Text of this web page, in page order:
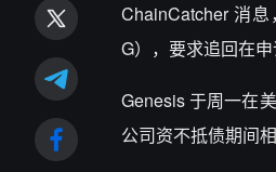
ChainCatcher 消息
G），要求追回在
Genesis 于周一在
公司资不抵债期间